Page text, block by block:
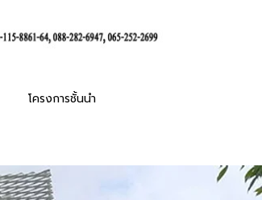
โครงการชั้นนำ